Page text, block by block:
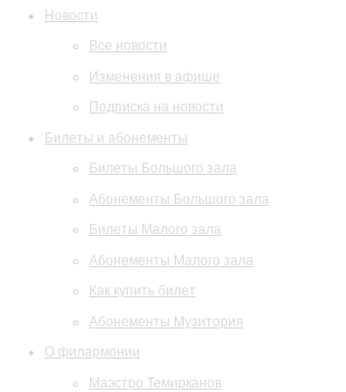
Новости
Все новости
Изменения в афише
Подписка на новости
Билеты и абонементы
Билеты Большого зала
Абонементы Большого зала
Билеты Малого зала
Абонементы Малого зала
Как купить билет
Абонементы Музитория
О филармонии
Маэстро Темирканов